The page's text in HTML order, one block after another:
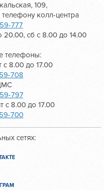
109,
колл-центра
777
сб с 8.00 до 14.00
телефоны:
с 8.00 до 17.00
708
797
8.00 до 17.00
700
сетях: